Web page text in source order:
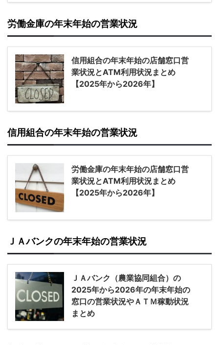
労働金庫の年末年始の営業状況
信用組合の年末年始の店舗窓口営
業状況とATM利用状況まとめ
【2025年から2026年】
信用組合の年末年始の営業状況
労働金庫の年末年始の店舗窓口営
業状況とATM利用状況まとめ
【2025年から2026年】
ＪＡバンクの年末年始の営業状況
ＪＡバンク（農業協同組合）の
2025年から2026年の年末年始の
窓口の営業状況やＡＴＭ稼動状況
まとめ